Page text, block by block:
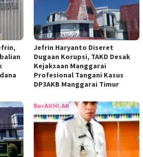
Jefrin Haryanto Diseret
Dugaan Korupsi, TAKD Desak
Kejaksaan Manggarai
Profesional Tangani Kasus
DP3AKB Manggarai Timur